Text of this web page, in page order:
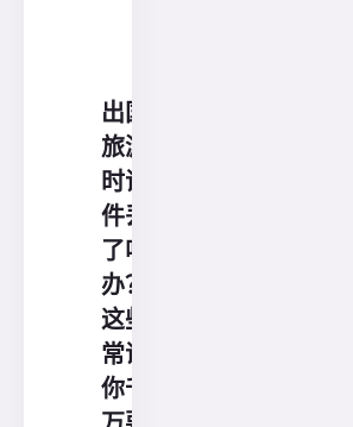
出国
旅游
时证
件丢
了咋
办？
这些
常识
你千